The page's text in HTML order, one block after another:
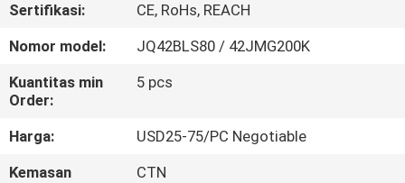
TUR
PABRIK
KONTROL
KUALITAS
Sertifikasi:
CE, RoHs, REACH
Nomor model:
JQ42BLS80 / 42JMG200K
Kuantitas min
Order:
5 pcs
Harga:
USD25-75/PC Negotiable
Kemasan
CTN